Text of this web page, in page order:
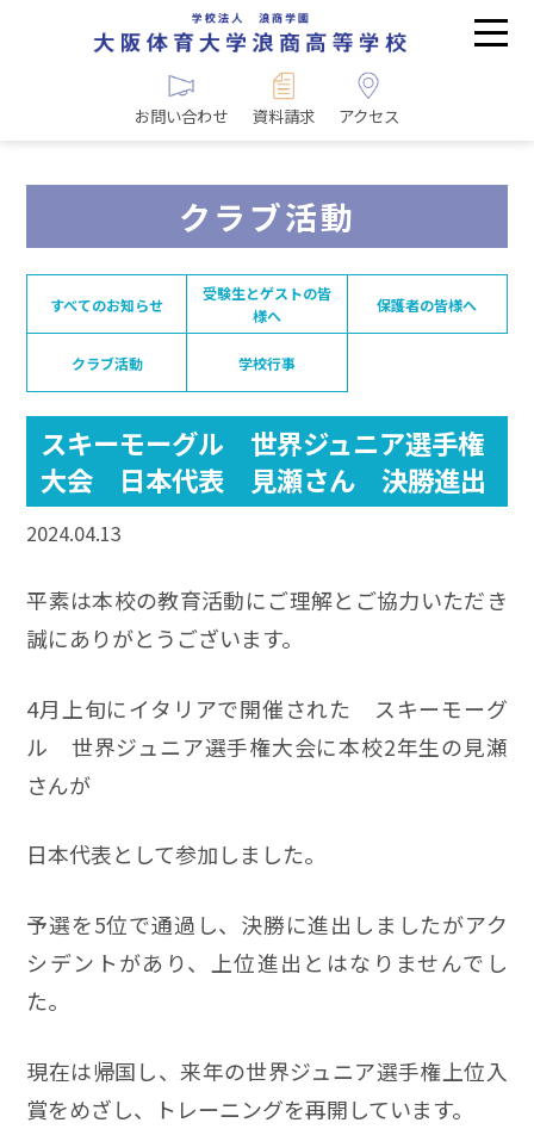
お問い合わせ 資料請求 アクセス
クラブ活動
すべてのお知らせ
受験生とゲストの皆
様へ
保護者の皆様へ
クラブ活動 学校行事
スキーモーグル 世界ジュニア選手権
大会 日本代表 見瀬さん 決勝進出
2024.04.13
平素は本校の教育活動にご理解とご協力いただき
誠にありがとうございます。
4月上旬にイタリアで開催された スキーモーグ
ル 世界ジュニア選手権大会に本校2年生の見瀬
さんが
日本代表として参加しました。
予選を5位で通過し、決勝に進出しましたがアク
シデントがあり、上位進出とはなりませんでし
た。
現在は帰国し、来年の世界ジュニア選手権上位入
賞をめざし、トレーニングを再開しています。